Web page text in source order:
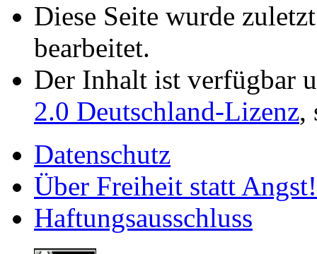
Diese Seite wurde
bearbeitet.
Der Inhalt ist verfügbar
2.0 Deutschland-Lizenz,
Datenschutz
Über Freiheit statt Angst!
Haftungsausschluss